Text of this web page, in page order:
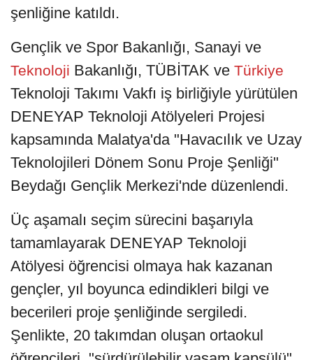
şenliğine katıldı.
Gençlik ve Spor Bakanlığı, Sanayi ve
Teknoloji Bakanlığı, TÜBİTAK ve Türkiye
Teknoloji Takımı Vakfı iş birliğiyle yürütülen
DENEYAP Teknoloji Atölyeleri Projesi
kapsamında Malatya'da "Havacılık ve Uzay
Teknolojileri Dönem Sonu Proje Şenliği"
Beydağı Gençlik Merkezi'nde düzenlendi.
Üç aşamalı seçim sürecini başarıyla
tamamlayarak DENEYAP Teknoloji
Atölyesi öğrencisi olmaya hak kazanan
gençler, yıl boyunca edindikleri bilgi ve
becerileri proje şenliğinde sergiledi.
Şenlikte, 20 takımdan oluşan ortaokul